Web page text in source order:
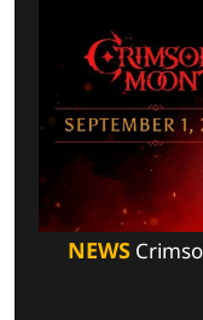
NEWS